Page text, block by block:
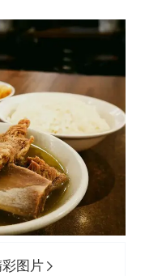
图片